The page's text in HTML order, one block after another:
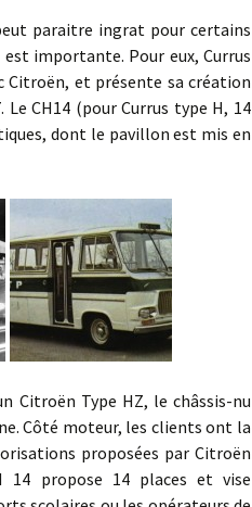
paraitre ingrat pour certains
importante. Pour eux, Currus
Citroën, et présente sa création
CH14 (pour Currus type H, 14
dont le pavillon est mis en
Type HZ, le châssis-nu
Côté moteur, les clients ont la
proposées par Citroën
propose 14 places et vise